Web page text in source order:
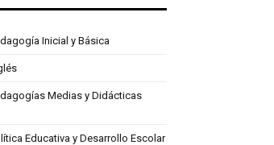
Inicial y Básica
Medias y Didácticas
Educativa y Desarrollo Escolar